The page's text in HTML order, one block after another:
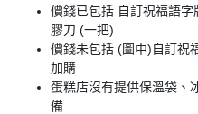
束
會
慶
活
攻
價錢已包括 自訂祝福語
膠刀 (一把)
價錢未包括 (圖中)自訂祝
加購
蛋糕店沒有提供保溫袋、
備